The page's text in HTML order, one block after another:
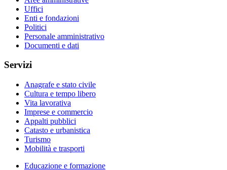
Uffici
Enti e fondazioni
Politici
Personale amministrativo
Documenti e dati
Servizi
Anagrafe e stato civile
Cultura e tempo libero
Vita lavorativa
Imprese e commercio
Appalti pubblici
Catasto e urbanistica
Turismo
Mobilità e trasporti
Educazione e formazione